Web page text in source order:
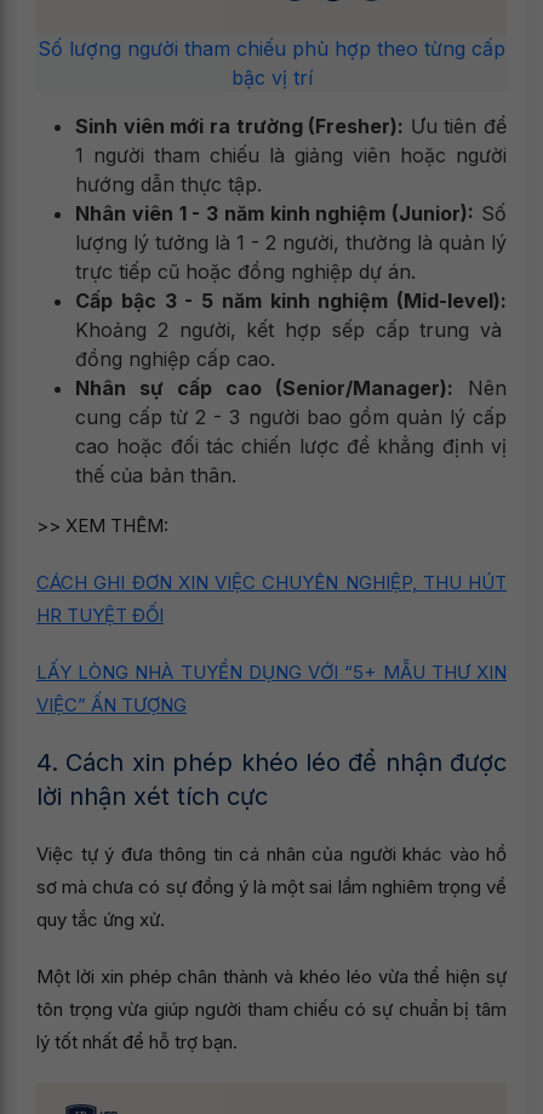
Số lượng người tham chiếu phù hợp theo từng cấp
bậc vị trí
Sinh viên mới ra trường (Fresher): Ưu tiên để
1 người tham chiếu là giảng viên hoặc người
hướng dẫn thực tập.
Nhân viên 1 - 3 năm kinh nghiệm (Junior): Số
lượng lý tưởng là 1 - 2 người, thường là quản lý
trực tiếp cũ hoặc đồng nghiệp dự án.
Cấp bậc 3 - 5 năm kinh nghiệm (Mid-level):
Khoảng 2 người, kết hợp sếp cấp trung và
đồng nghiệp cấp cao.
Nhân sự cấp cao (Senior/Manager): Nên
cung cấp từ 2 - 3 người bao gồm quản lý cấp
cao hoặc đối tác chiến lược để khẳng định vị
thế của bản thân.
>> XEM THÊM:
CÁCH GHI ĐƠN XIN VIỆC CHUYÊN NGHIỆP, THU HÚT
HR TUYỆT ĐỐI
LẤY LÒNG NHÀ TUYỂN DỤNG VỚI “5+ MẪU THƯ XIN
VIỆC” ẤN TƯỢNG
4. Cách xin phép khéo léo để nhận được
lời nhận xét tích cực
Việc tự ý đưa thông tin cá nhân của người khác vào hồ
sơ mà chưa có sự đồng ý là một sai lầm nghiêm trọng về
quy tắc ứng xử.
Một lời xin phép chân thành và khéo léo vừa thể hiện sự
tôn trọng vừa giúp người tham chiếu có sự chuẩn bị tâm
lý tốt nhất để hỗ trợ bạn.